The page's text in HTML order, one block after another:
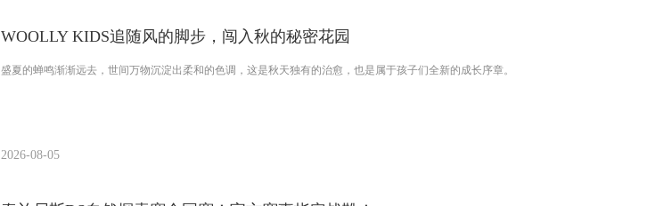
WOOLLY KIDS追随风的脚步，闯入秋的秘密花园
盛夏的蝉鸣渐渐远去，世间万物沉淀出柔和的色调，这是秋天独有的治愈，也是属于孩子们全新的成长序章。
2026-08-05